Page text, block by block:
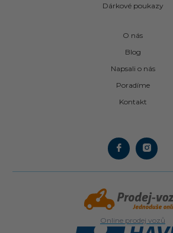
Dárkové poukazy
O nás
Blog
Napsali o nás
Poradíme
Kontakt
Online prodej vozů